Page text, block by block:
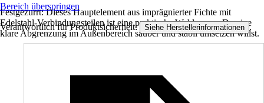
Festgezurrt: Dieses Hauptelement aus imprägnierter Fichte mit
Edelstahl-Verbindungsteilen ist eine praktische Wahl, wenn Du eine
klare Abgrenzung im Außenbereich sauber und stabil umsetzen willst.
Bereich überspringen
Verantwortlich für Produktsicherheit: Siehe Herstellerinformationen .